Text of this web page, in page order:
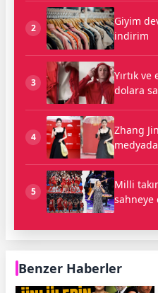
2
Giyim
indirim
3
Yırtık
dolara
4
Zhang
5
Milli
sahneye
Benzer Haberler